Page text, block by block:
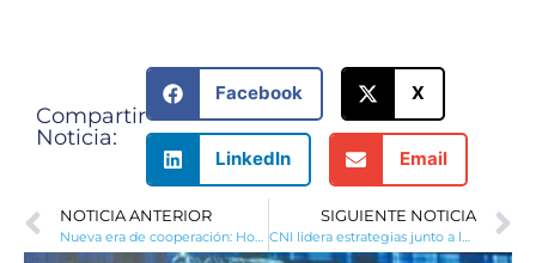
Compartir
Noticia:
Facebook X
LinkedIn Email
NOTICIA ANTERIOR SIGUIENTE NOTICIA